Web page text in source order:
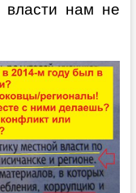
власти нам не